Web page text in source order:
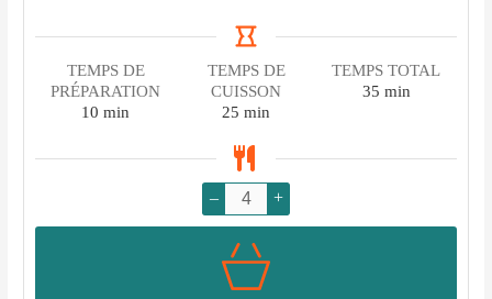
TEMPS DE
PRÉPARATION
10 minutes
min
TEMPS DE
CUISSON
25 minutes
min
TEMPS TOTAL
35minutes
min
– +